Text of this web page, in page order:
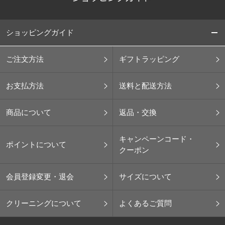
ショッピングガイド
ご注文方法 ギフトラッピング
お支払方法 送料と配送方法
商品について 返品・交換
ポイントについて
キャンペーンコード・
クーポン
会員登録変更・退会 サイズについて
クリーニングについて よくあるご質問